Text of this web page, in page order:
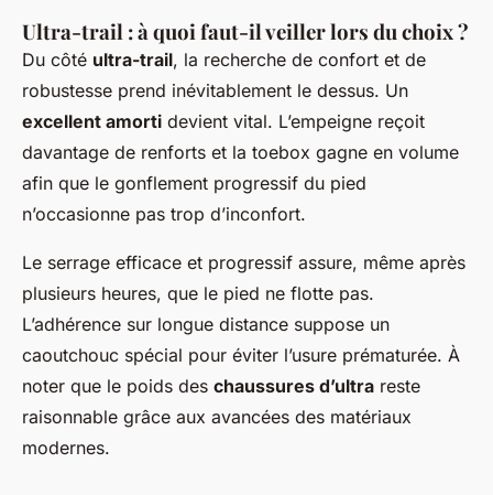
Ultra-trail : à quoi faut-il veiller lors du choix ?
Du côté ultra-trail, la recherche de confort et de
robustesse prend inévitablement le dessus. Un
excellent amorti devient vital. L’empeigne reçoit
davantage de renforts et la toebox gagne en volume
afin que le gonflement progressif du pied
n’occasionne pas trop d’inconfort.
Le serrage efficace et progressif assure, même après
plusieurs heures, que le pied ne flotte pas.
L’adhérence sur longue distance suppose un
caoutchouc spécial pour éviter l’usure prématurée. À
noter que le poids des chaussures d’ultra reste
raisonnable grâce aux avancées des matériaux
modernes.